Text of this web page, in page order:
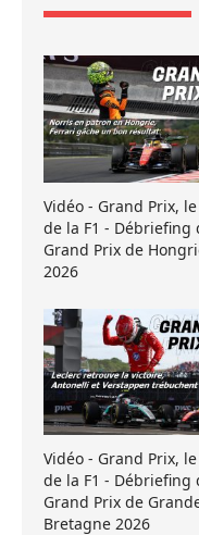
Vidéo - Grand Prix, le
de la F1 - Débriefing
Grand Prix de
2026
Vidéo - Grand Prix, le
de la F1 - Débriefing
Grand Prix de
Bretagne 2026